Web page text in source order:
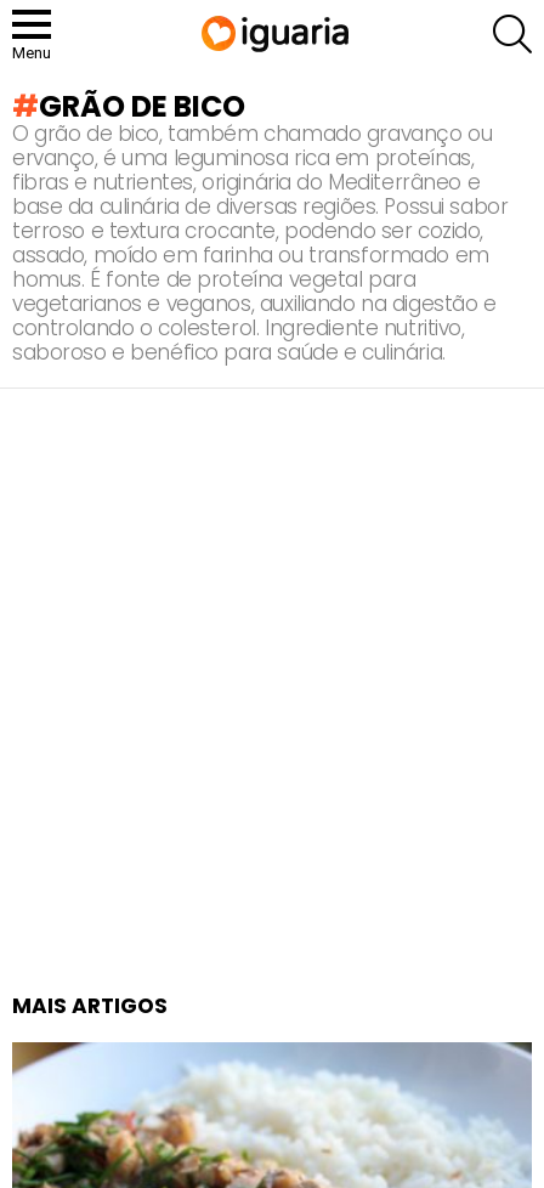
Menu
GRÃO DE BICO
O grão de bico, também chamado gravanço ou
ervanço, é uma leguminosa rica em proteínas,
fibras e nutrientes, originária do Mediterrâneo e
base da culinária de diversas regiões. Possui sabor
terroso e textura crocante, podendo ser cozido,
assado, moído em farinha ou transformado em
homus. É fonte de proteína vegetal para
vegetarianos e veganos, auxiliando na digestão e
controlando o colesterol. Ingrediente nutritivo,
saboroso e benéfico para saúde e culinária.
MAIS ARTIGOS